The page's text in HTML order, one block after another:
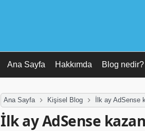
Ana Sayfa Hakkımda Blog nedir?
Ana Sayfa Kişisel Blog İlk ay AdSense
İlk ay AdSense